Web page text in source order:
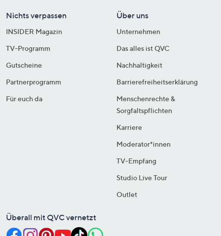
Nichts verpassen
INSIDER Magazin
TV-Programm
Gutscheine
Partnerprogramm
Für euch da
Über uns
Unternehmen
Das alles ist QVC
Nachhaltigkeit
Barrierefreiheitserklärung
Menschenrechte &
Sorgfaltspflichten
Karriere
Moderator*innen
TV-Empfang
Studio Live Tour
Outlet
Überall mit QVC vernetzt